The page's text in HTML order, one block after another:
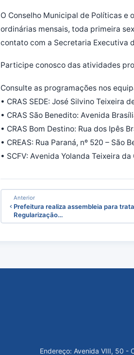
O Conselho Municipal de Políticas e
ordinárias mensais, toda primeira
contato com a Secretaria Executiva
Participe conosco das atividades
Consulte as programações nos
• CRAS SEDE: José Silvino Teixeira
• CRAS São Benedito: Avenida
• CRAS Bom Destino: Rua dos Ipês
• CREAS: Rua Paraná, nº 520 – São
• SCFV: Avenida Yolanda Teixeira da
Anterior
Prefeitura realiza assembleia para
Regularização…
Endereço: Avenida VIII, 50 -